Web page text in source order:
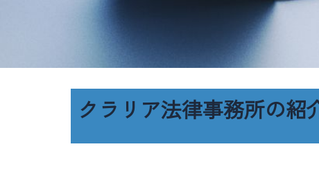
クラリア法律事務所の紹